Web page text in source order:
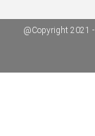
@Copyright 2021